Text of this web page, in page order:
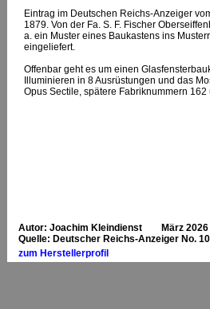
Eintrag im Deutschen Reichs-Anzeiger
1879. Von der Fa. S. F. Fischer
a. ein Muster eines Baukastens ins
eingeliefert.
Offenbar geht es um einen
Illuminieren in 8 Ausrüstungen und das
Opus Sectile, spätere Fabriknummern 162
Autor: Joachim Kleindienst März 2026
Quelle: Deutscher Reichs-Anzeiger No.
zum Herstellerprofil